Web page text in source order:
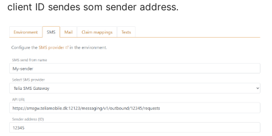
client ID sendes som sender address.